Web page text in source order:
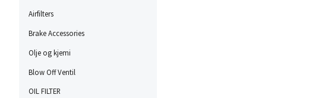
Airfilters
Brake Accessories
Olje og kjemi
Blow Off Ventil
OIL FILTER